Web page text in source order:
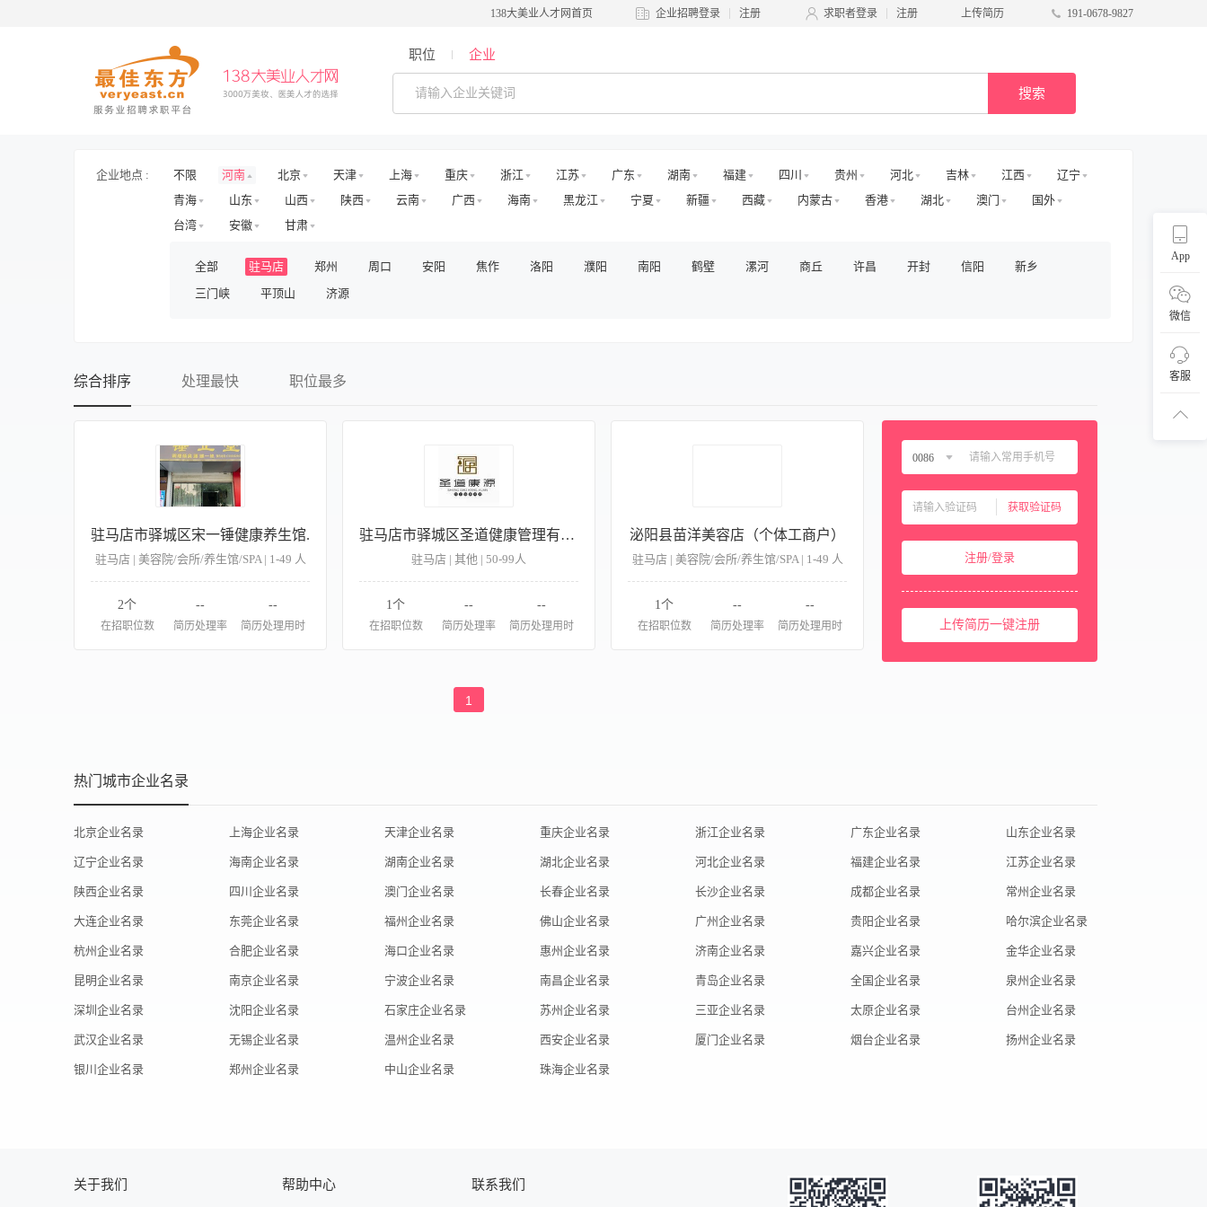
138大美业人才网首页 企业招聘登录 注册 求职者登录 注册 上传简历 191-0678-9827
职位 企业
搜索
企业地点 : 不限 河南 北京 天津 上海 重庆 浙江 江苏 广东 湖南 福建 四川 贵州 河北 吉林 江西
辽宁
青海
山东 山西 陕西 云南 广西 海南 黑龙江 宁夏 新疆 西藏 内蒙古 香港 湖北 澳门
国外
台湾
安徽 甘肃
全部 驻马店 郑州 周口 安阳 焦作 洛阳 濮阳 南阳 鹤壁 漯河 商丘 许昌 开封 信阳
新乡
三门峡
平顶山 济源
App
微信
客服
综合排序 处理最快 职位最多
驻马店市驿城区宋一锤健康养生馆.
驻马店 | 美容院/会所/养生馆/SPA | 1-49 人
2个
在招职位数
--
简历处理率
--
简历处理用时
驻马店市驿城区圣道健康管理有限公司
驻马店 | 其他 | 50-99人
1个
在招职位数
--
简历处理率
--
简历处理用时
泌阳县苗洋美容店（个体工商户）
驻马店 | 美容院/会所/养生馆/SPA | 1-49 人
1个
在招职位数
--
简历处理率
--
简历处理用时
1
0086
获取验证码
注册/登录
上传简历一键注册
中国大陆
0086
中国澳门
00853
西班牙
0034
热门城市企业名录
北京企业名录 上海企业名录 天津企业名录 重庆企业名录 浙江企业名录 广东企业名录 山东企业名录
辽宁企业名录 海南企业名录 湖南企业名录 湖北企业名录 河北企业名录 福建企业名录 江苏企业名录
陕西企业名录 四川企业名录 澳门企业名录 长春企业名录 长沙企业名录 成都企业名录 常州企业名录
大连企业名录 东莞企业名录 福州企业名录 佛山企业名录 广州企业名录 贵阳企业名录 哈尔滨企业名录
杭州企业名录 合肥企业名录 海口企业名录 惠州企业名录 济南企业名录 嘉兴企业名录 金华企业名录
昆明企业名录 南京企业名录 宁波企业名录 南昌企业名录 青岛企业名录 全国企业名录 泉州企业名录
深圳企业名录 沈阳企业名录 石家庄企业名录 苏州企业名录 三亚企业名录 太原企业名录 台州企业名录
武汉企业名录 无锡企业名录 温州企业名录 西安企业名录 厦门企业名录 烟台企业名录 扬州企业名录
银川企业名录 郑州企业名录 中山企业名录 珠海企业名录
关于我们 帮助中心 联系我们